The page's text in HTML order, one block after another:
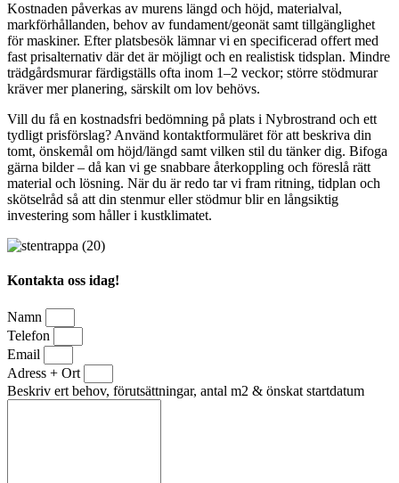
Kostnaden påverkas av murens längd och höjd, materialval,
markförhållanden, behov av fundament/geonät samt tillgänglighet
för maskiner. Efter platsbesök lämnar vi en specificerad offert med
fast prisalternativ där det är möjligt och en realistisk tidsplan. Mindre
trädgårdsmurar färdigställs ofta inom 1–2 veckor; större stödmurar
kräver mer planering, särskilt om lov behövs.
Vill du få en kostnadsfri bedömning på plats i Nybrostrand och ett
tydligt prisförslag? Använd kontaktformuläret för att beskriva din
tomt, önskemål om höjd/längd samt vilken stil du tänker dig. Bifoga
gärna bilder – då kan vi ge snabbare återkoppling och föreslå rätt
material och lösning. När du är redo tar vi fram ritning, tidplan och
skötselråd så att din stenmur eller stödmur blir en långsiktig
investering som håller i kustklimatet.
Kontakta oss idag!
Namn
Telefon
Email
Adress + Ort
Beskriv ert behov, förutsättningar, antal m2 & önskat startdatum